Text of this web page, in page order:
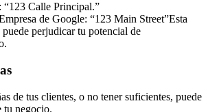
Calle Principal.”
de Google: “123 Main Street”Esta
perjudicar tu potencial de
de tus clientes, o no tener suficientes, puede
tu negocio.